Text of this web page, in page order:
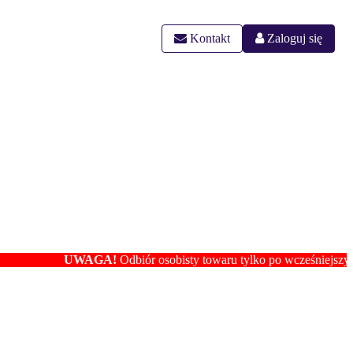
Kontakt Zaloguj się
UWAGA!Odbiór osobisty towaru tylko po wcześniejszym